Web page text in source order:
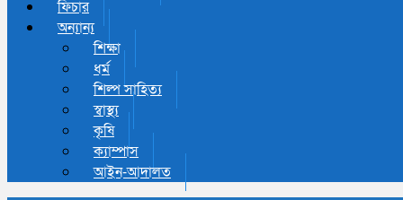
ফিচার
অন্যান্য
শিক্ষা
ধর্ম
শিল্প সাহিত্য
স্বাস্থ্য
কৃষি
ক্যাম্পাস
আইন-আদালত